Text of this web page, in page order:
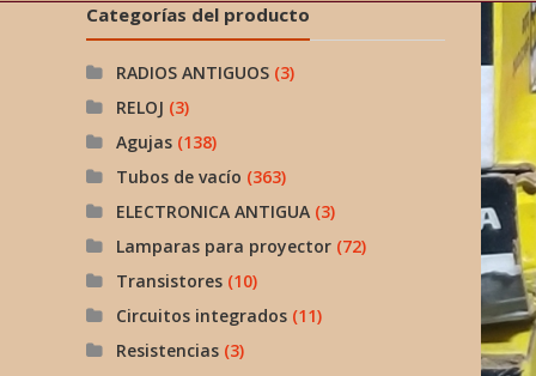
Categorías del producto
RADIOS ANTIGUOS (3)
RELOJ (3)
Agujas (138)
Tubos de vacío (363)
ELECTRONICA ANTIGUA (3)
Lamparas para proyector (72)
Transistores (10)
Circuitos integrados (11)
Resistencias (3)